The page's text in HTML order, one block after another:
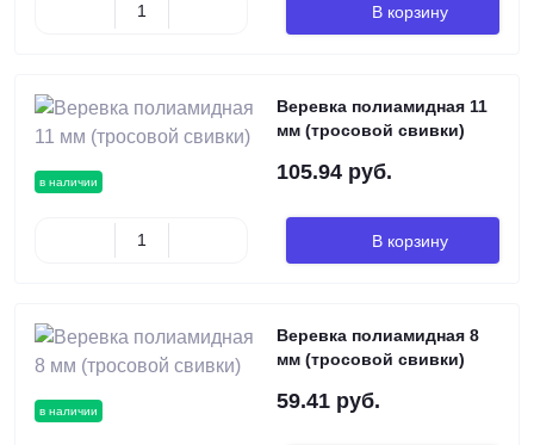
В корзину
в наличии
Веревка полиамидная 11
мм (тросовой свивки)
105.94 руб.
В корзину
в наличии
Веревка полиамидная 8
мм (тросовой свивки)
59.41 руб.